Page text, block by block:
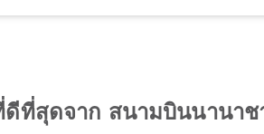
ดีที่สุดจาก สนามบินนานา